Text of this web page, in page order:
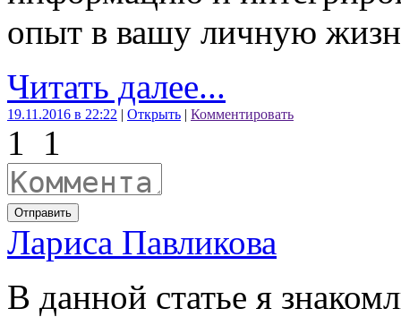
опыт в вашу личную
Читать далее...
19.11.2016 в 22:22 | Открыть | Комментировать
1 1
Отправить
Лариса Павликова
В данной статье я